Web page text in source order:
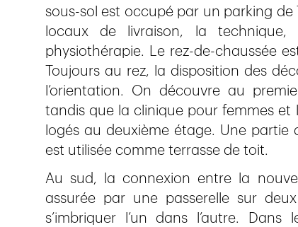
sous-sol est occupé par un parking
locaux de livraison, la
physiothérapie. Le rez-de-chaussée
Toujours au rez, la disposition des
l’orientation. On découvre au
tandis que la clinique pour femmes et
logés au deuxième étage. Une
est utilisée comme terrasse de toit.
Au sud, la connexion entre la
assurée par une passerelle sur
s’imbriquer l’un dans l’autre.